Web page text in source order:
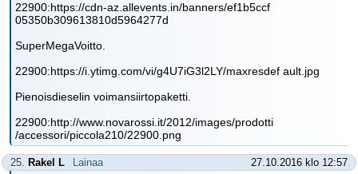
22900:https://cdn-az.allevents.in/banners/ef1b5ccf
05350b309613810d5964277d
SuperMegaVoitto.
22900:https://i.ytimg.com/vi/g4U7iG3l2LY/maxresdef ault.jpg
Pienoisdieselin voimansiirtopaketti.
22900:http://www.novarossi.it/2012/images/prodotti
/accessori/piccola210/22900.png
25. Rakel L Lainaa 27.10.2016 klo 12:57